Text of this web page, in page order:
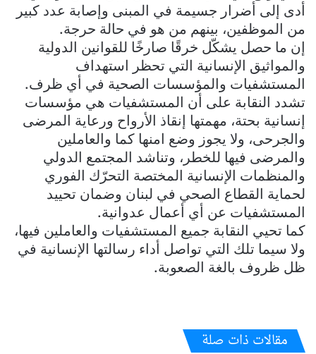
أدى إلى أضرار جسيمة في المبنى وإصابة عدد كبير
من الموظفين، بينهم من هو في حالة حرجة.
إن ما حصل يشكّل خرقًا صارخًا للقوانين الدولية
والمواثيق الإنسانية التي تحظر استهداف
المستشفيات والمؤسسات الصحية في أي ظرف.
تشدد النقابة على أن المستشفيات هي مؤسسات
إنسانية بحتة، مهمتها إنقاذ الأرواح ورعاية المرضى
والجرحى، ولا يجوز وضع امنها كما والعاملين
والمرضى فيها للخطر، وتناشد المجتمع الدولي
والمنظمات الإنسانية المختصة التحرّك الفوري
لحماية القطاع الصحي في لبنان وضمان تحييد
المستشفيات عن أي أعمال عدوانية.
كما تحيي النقابة جميع المستشفيات والعاملين فيها،
ولا سيما تلك التي تواصل أداء رسالتها الإنسانية في
ظل ظروف بالغة الصعوبة.
مقالات ذات صلة